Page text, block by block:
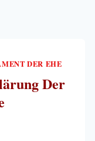
DER EHE
Der